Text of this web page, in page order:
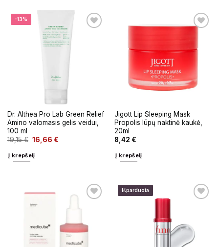
-13%
Dr. Althea Pro Lab Green Relief
Amino valomasis gelis veidui,
100 ml
19,15€ 16,66 €
Į krepšelį
Jigott Lip Sleeping Mask
Propolis lūpų naktinė kaukė,
20ml
8,42 €
Į krepšelį
Išparduota